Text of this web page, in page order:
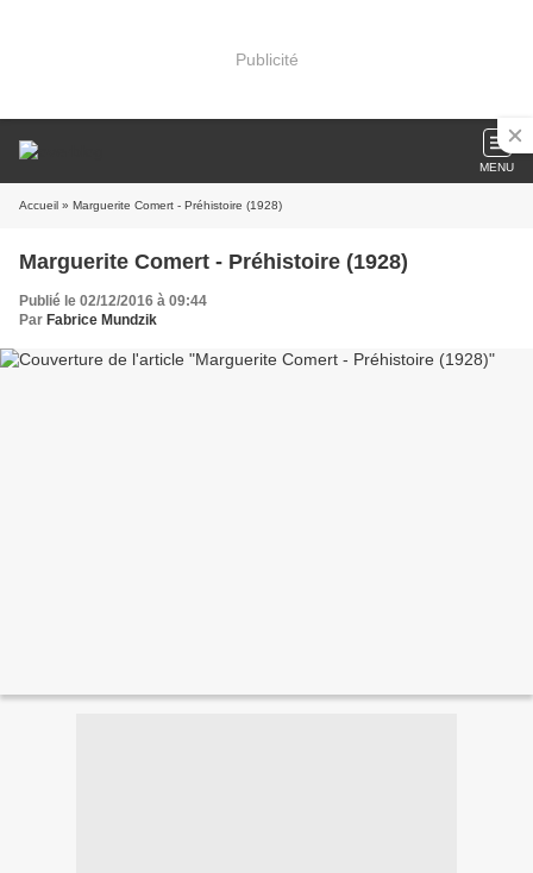
Publicité
MENU
Accueil » Marguerite Comert - Préhistoire (1928)
Marguerite Comert - Préhistoire (1928)
Publié le 02/12/2016 à 09:44
Par Fabrice Mundzik